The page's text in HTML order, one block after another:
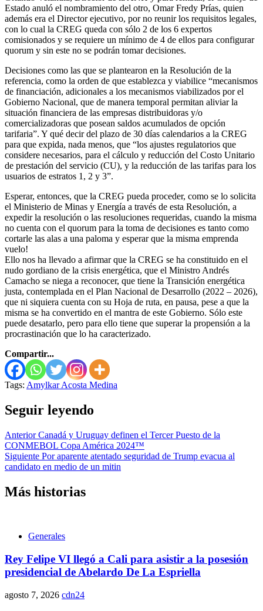
Estado anuló el nombramiento del otro, Omar Fredy Prías, quien
además era el Director ejecutivo, por no reunir los requisitos legales,
con lo cual la CREG queda con sólo 2 de los 6 expertos
comisionados y se requiere un mínimo de 4 de ellos para configurar
quorum y sin este no se podrán tomar decisiones.
Decisiones como las que se plantearon en la Resolución de la
referencia, como la orden de que establezca y viabilice “mecanismos
de financiación, adicionales a los mecanismos viabilizados por el
Gobierno Nacional, que de manera temporal permitan aliviar la
situación financiera de las empresas distribuidoras y/o
comercializadoras que posean saldos acumulados de opción
tarifaria”. Y qué decir del plazo de 30 días calendarios a la CREG
para que expida, nada menos, que “los ajustes regulatorios que
considere necesarios, para el cálculo y reducción del Costo Unitario
de prestación del servicio (CU), y la reducción de las tarifas para los
usuarios de estratos 1, 2 y 3”.
Esperar, entonces, que la CREG pueda proceder, como se lo solicita
el Ministerio de Minas y Energía a través de esta Resolución, a
expedir la resolución o las resoluciones requeridas, cuando la misma
no cuenta con el quorum para la toma de decisiones es tanto como
cortarle las alas a una paloma y esperar que la misma emprenda
vuelo!
Ello nos ha llevado a afirmar que la CREG se ha constituido en el
nudo gordiano de la crisis energética, que el Ministro Andrés
Camacho se niega a reconocer, que tiene la Transición energética
justa, contemplada en el Plan Nacional de Desarrollo (2022 – 2026),
que ni siquiera cuenta con su Hoja de ruta, en pausa, pese a que la
misma se ha convertido en el mantra de este Gobierno. Sólo este
puede desatarlo, pero para ello tiene que superar la propensión a la
procrastinación que lo ha caracterizado.
Compartir...
Tags: Amylkar Acosta Medina
Seguir leyendo
AnteriorCanadá y Uruguay definen el Tercer Puesto de la
CONMEBOL Copa América 2024™
Siguiente Por aparente atentado seguridad de Trump evacua al
candidato en medio de un mitin
Más historias
Generales
Rey Felipe VI llegó a Cali para asistir a la posesión
presidencial de Abelardo De La Espriella
agosto 7, 2026 cdn24